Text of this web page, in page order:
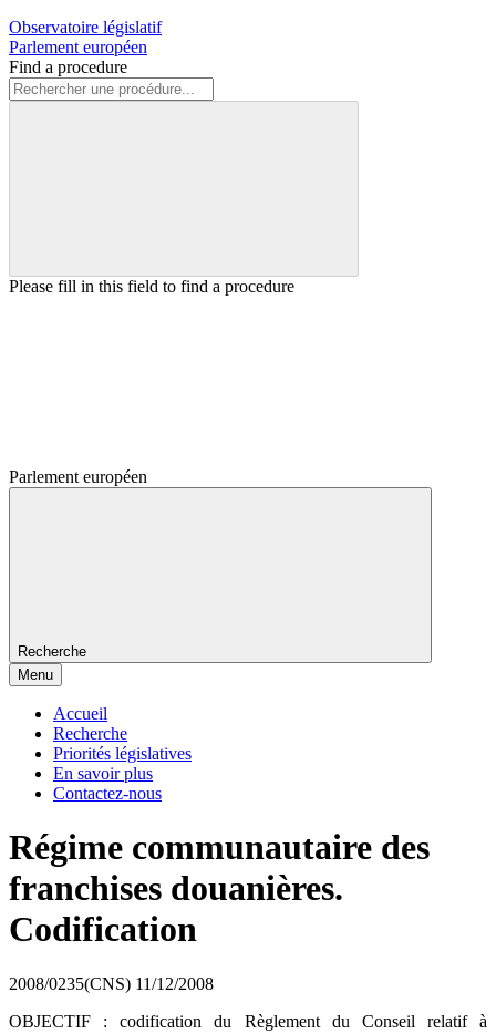
Observatoire législatif
Parlement européen
Find a procedure
Please fill in this field to find a procedure
Parlement européen
Recherche
Menu
Accueil
Recherche
Priorités législatives
En savoir plus
Contactez-nous
Régime communautaire des
franchises douanières.
Codification
2008/0235(CNS) 11/12/2008
OBJECTIF : codification du Règlement du Conseil relatif à